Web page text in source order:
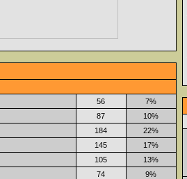
56
7%
87
10%
184
22%
145
17%
105
13%
74
9%